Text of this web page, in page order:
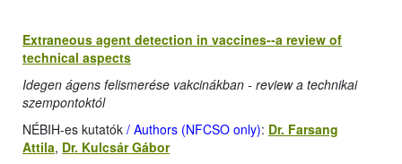
Extraneous agent detection in vaccines--a review of
technical aspects
Idegen ágens felismerése vakcinákban - review a technikai
szempontoktól
NÉBIH-es kutatók / Authors (NFCSO only): Dr. Farsang
Attila, Dr. Kulcsár Gábor